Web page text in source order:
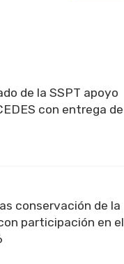
de la SSPT apoyo
con entrega de
conservación de la
participación en el